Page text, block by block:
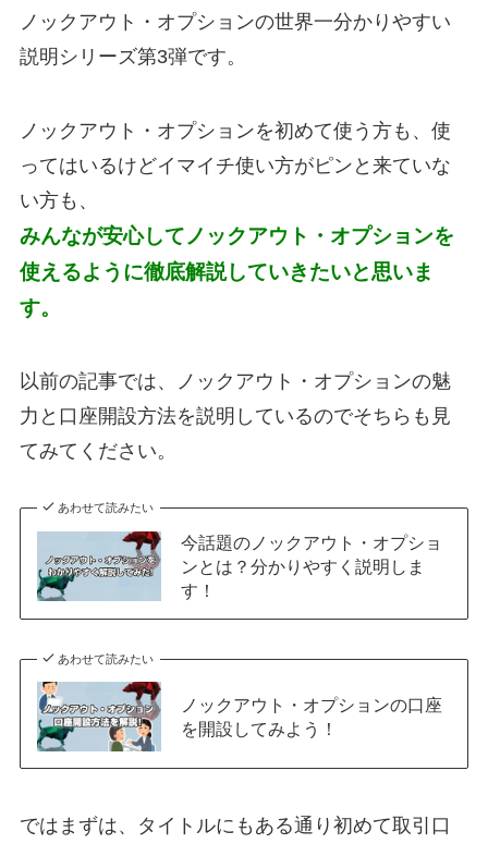
ノックアウト・オプションの世界一分かりやすい
説明シリーズ第3弾です。
ノックアウト・オプションを初めて使う方も、使
ってはいるけどイマイチ使い方がピンと来ていな
い方も、
みんなが安心してノックアウト・オプションを
使えるように徹底解説していきたいと思いま
す。
以前の記事では、ノックアウト・オプションの魅
力と口座開設方法を説明しているのでそちらも見
てみてください。
あわせて読みたい
今話題のノックアウト・オプショ
ンとは？分かりやすく説明しま
す！
あわせて読みたい
ノックアウト・オプションの口座
を開設してみよう！
ではまずは、タイトルにもある通り初めて取引口